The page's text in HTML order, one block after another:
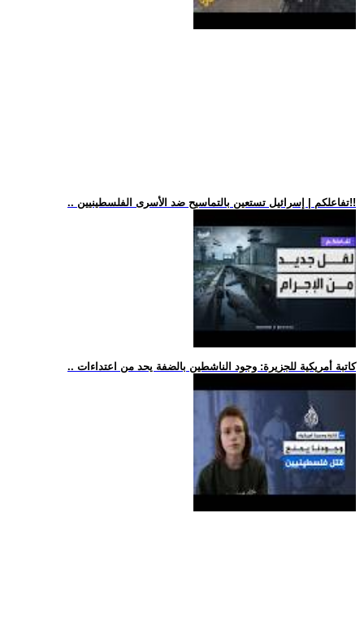
.. تفاعلكم | إسرائيل تستعين بالتماسيح ضد الأسرى الفلسطينيين!!
.. كاتبة أمريكية للجزيرة: وجود الناشطين بالضفة يحد من اعتداءات